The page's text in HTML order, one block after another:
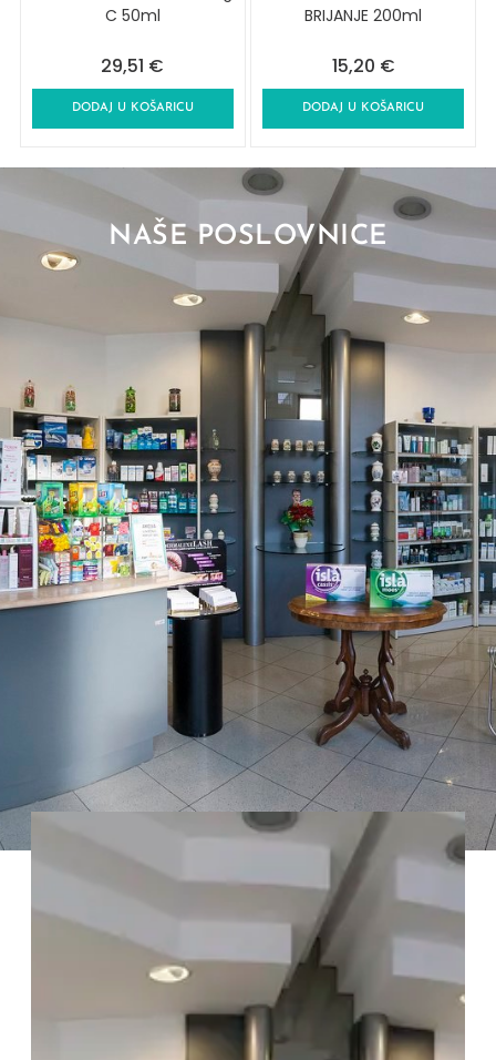
C 50ml
29,51 €
DODAJ U KOŠARICU
BRIJANJE 200ml
15,20 €
DODAJ U KOŠARICU
NAŠE POSLOVNICE